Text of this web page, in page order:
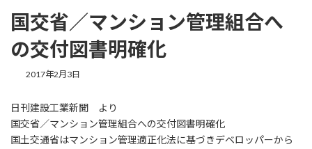
国交省／マンション管理組合へ
の交付図書明確化
2017年2月3日
日刊建設工業新聞 より
国交省／マンション管理組合への交付図書明確化
国土交通省はマンション管理適正化法に基づきデベロッパーから